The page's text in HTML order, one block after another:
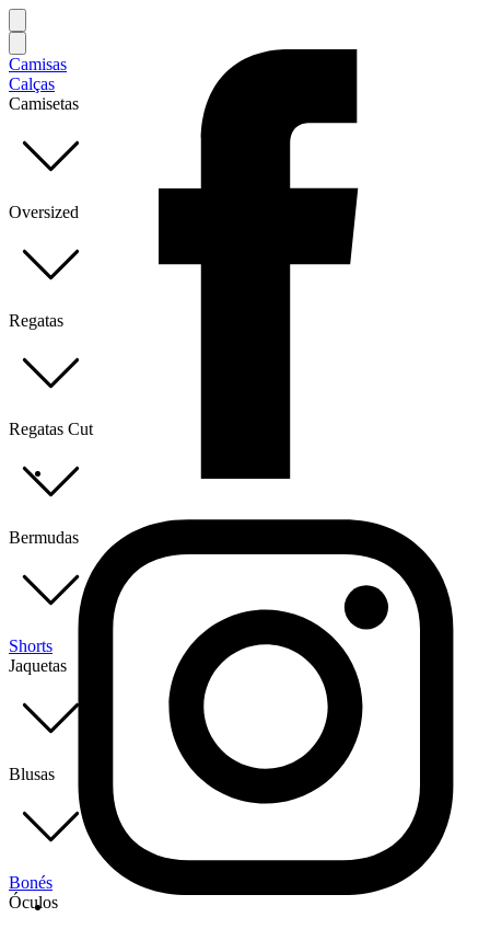
Camisas
Calças
Camisetas
Oversized
Regatas
Regatas Cut
Bermudas
Shorts
Jaquetas
Blusas
Bonés
Óculos